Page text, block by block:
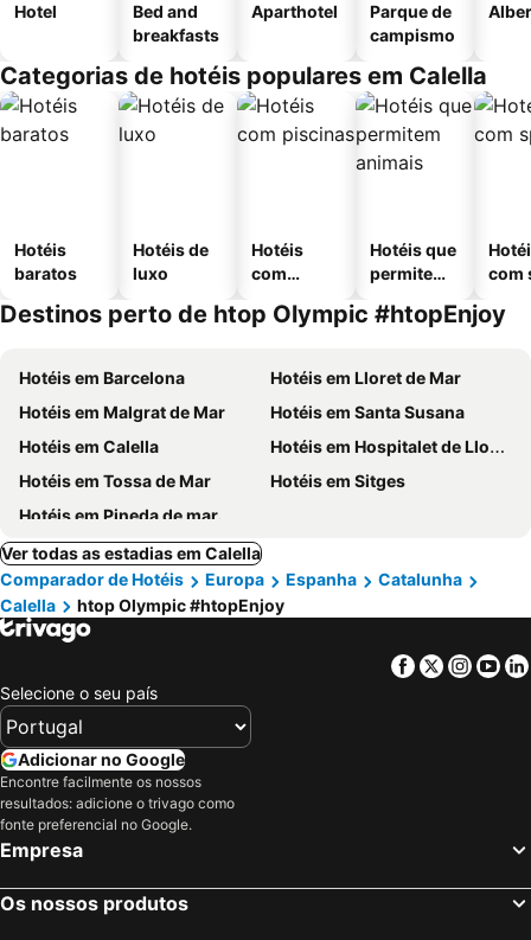
Hotel
Bed and
breakfasts
Aparthotel
Parque de
campismo
Categorias de hotéis populares em Calella
Hotéis
baratos
Hotéis de
luxo
Hotéis
com
Hotéis que
permitem
com
Destinos perto de htop Olympic #htopEnjoy
Hotéis em Barcelona
Hotéis em Lloret de Mar
Hotéis em Malgrat de Mar
Hotéis em Santa Susana
Hotéis em Calella
Hotéis em Hospitalet de Llobregat
Hotéis em Tossa de Mar
Hotéis em Sitges
Hotéis em Pineda de mar.
Ver todas as estadias em Calella
Comparador de Hotéis
Europa Espanha
Catalunha
Calella
htop Olympic #htopEnjoy
Facebook
Twitter
Selecione o seu país
Adicionar no Google
Encontre facilmente os nossos
resultados: adicione o trivago como
fonte preferencial no Google.
Empresa
Os nossos produtos